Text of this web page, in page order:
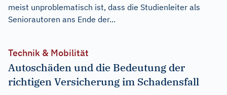
meist unproblematisch ist, dass die Studienleiter als
Seniorautoren ans Ende der...
Technik & Mobilität
Autoschäden und die Bedeutung der
richtigen Versicherung im Schadensfall